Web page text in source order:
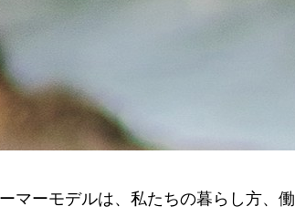
マーモデルは、私たちの暮らし方、働